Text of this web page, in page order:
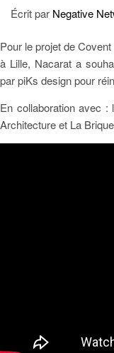
Écrit par Negative
Pour le projet de
à Lille, Nacarat a
par piKs design pour
En collaboration avec
Architecture et La